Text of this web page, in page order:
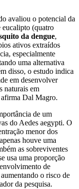
avaliou o potencial da
eucalipto (quatro
da dengue,
ativos extraídos
especialmente
uma alternativa
disso, o estudo indica
em desenvolver
naturais em
afirma Dal Magro.
de um
do Aedes aegypti. O
menor dos
houve uma
as sobreviventes
usa uma proporção
de
o risco de
da pesquisa.